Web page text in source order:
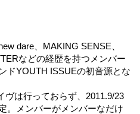
dare、MAKING SENSE、
などの経歴を持つメンバー
ドYOUTH ISSUEの初音源とな
ヴは行っておらず、2011.9/23
。メンバーがメンバーなだけ